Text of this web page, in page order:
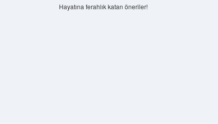
Hayatına ferahlık katan öneriler!